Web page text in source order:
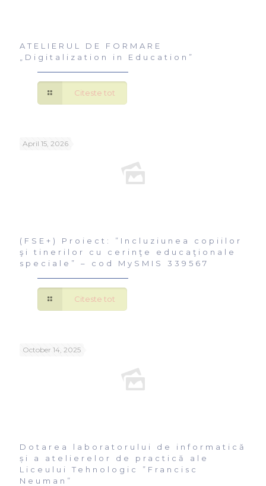
ATELIERUL DE FORMARE
„Digitalization in Education”
Citeste tot
April 15, 2026
(FSE+) Proiect: ”Incluziunea copiilor
şi tinerilor cu cerinţe educaţionale
speciale” – cod MySMIS 339567
Citeste tot
October 14, 2025
Dotarea laboratorului de informatică
și a atelierelor de practică ale
Liceului Tehnologic ”Francisc
Neuman”